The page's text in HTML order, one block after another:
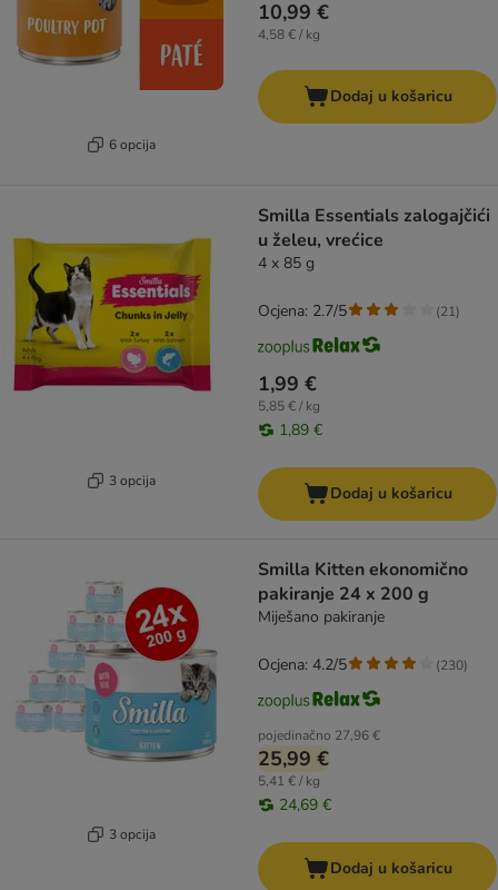
6 opcija
10,99 €
4,58 € / kg
Dodaj u košaricu
3 opcija
Smilla Essentials zalogajčići
u želeu, vrećice
4 x 85 g
1,99 €
5,85 € / kg
1,89 €
Ocjena: 2.7/5 (21)
Dodaj u košaricu
3 opcija
Smilla Kitten ekonomično
pakiranje 24 x 200 g
Miješano pakiranje
pojedinačno 27,96 €
25,99 €
5,41 € / kg
24,69 €
Ocjena: 4.2/5 (230)
Dodaj u košaricu